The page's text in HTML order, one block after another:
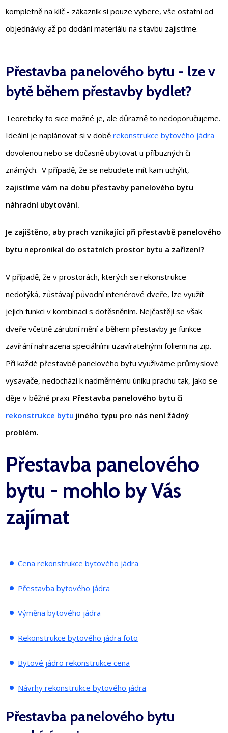
kompletně na klíč - zákazník si pouze vybere, vše ostatní od
objednávky až po dodání materiálu na stavbu zajistíme.
Přestavba panelového bytu - lze v
bytě během přestavby bydlet?
Teoreticky to sice možné je, ale důrazně to nedoporučujeme.
Ideální je naplánovat si v doběrekonstrukce bytového jádra
dovolenou nebo se dočasně ubytovat u příbuzných či
známých. V případě, že se nebudete mít kam uchýlit,
zajistíme vám na dobu přestavby panelového bytu
náhradní ubytování.
Je zajištěno, aby prach vznikající při přestavbě panelového
bytu nepronikal do ostatních prostor bytu a zařízení?
V případě, že v prostorách, kterých se rekonstrukce
nedotýká, zůstávají původní interiérové dveře, lze využít
jejich funkci v kombinaci s dotěsněním. Nejčastěji se však
dveře včetně zárubní mění a během přestavby je funkce
zavírání nahrazena speciálními uzavíratelnými foliemi na zip.
Při každé přestavbě panelového bytu využíváme průmyslové
vysavače, nedochází k nadměrnému úniku prachu tak, jako se
děje v běžné praxi. Přestavba panelového bytu či
rekonstrukce bytu jiného typu pro nás není žádný
problém.
Přestavba panelového
bytu - mohlo by Vás
zajímat
Cena rekonstrukce bytového jádra
Přestavba bytového jádra
Výměna bytového jádra
Rekonstrukce bytového jádra foto
Bytové jádro rekonstrukce cena
Návrhy rekonstrukce bytového jádra
Přestavba panelového bytu